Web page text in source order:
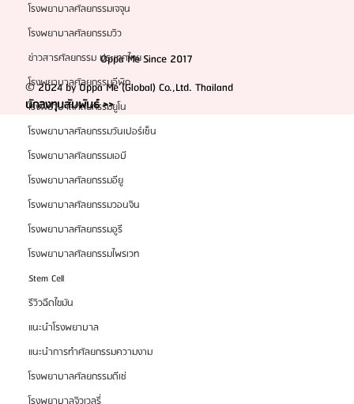
โรงพยาบาลศัลยกรรมเจจุน
โรงพยาบาลศัลยกรรมวิว
ข่าวสารศัลยกรรม ประเทศไทย
โรงพยาบาลศัลยกรรมอีพิก
โรงพยาบาลศัลยกรรมยูโน
โรงพยาบาลศัลยกรรมวันเปอร์เซ็น
โรงพยาบาลศัลยกรรมเอบี
โรงพยาบาลศัลยกรรมอียู
โรงพยาบาลศัลยกรรมวอนจิน
โรงพยาบาลศัลยกรรมอูรี
โรงพยาบาลศัลยกรรมไพรเวท
Stem Cell
รีวิวฉีดไขมัน
แนะนำโรงพยาบาล
แนะนำการทำศัลยกรรมความงาม
โรงพยาบาลศัลยกรรมดีเซ่
Oppa Me Since 2017
© 2024 by Oppa Me (Global) Co.,Ltd. Thailand
นักลงทุนสัมพันธ์ >>